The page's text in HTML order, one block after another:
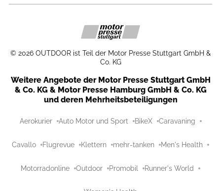
© 2026 OUTDOOR ist Teil der Motor Presse Stuttgart GmbH &
Co. KG
Weitere Angebote der Motor Presse Stuttgart GmbH
& Co. KG & Motor Presse Hamburg GmbH & Co. KG
und deren Mehrheitsbeteiligungen
Aerokurier Auto Motor und Sport BikeX Caravaning
Cavallo Flugrevue Klettern mehr-tanken Men's Health
Motorradonline Outdoor Promobil Runner's World